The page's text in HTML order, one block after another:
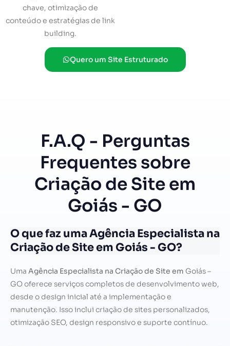
chave, otimização de
conteúdo e estratégias de link
building.
Quero um Site Estruturado
F.A.Q - Perguntas
Frequentes sobre
Criação de Site em
Goiás - GO
O que faz uma Agência Especialista na
Criação de Site em Goiás - GO?
Uma Agência Especialista na Criação de Site em Goiás –
GO oferece serviços completos de desenvolvimento web,
desde o design inicial até a implementação e
manutenção. Isso inclui criação de sites personalizados,
otimização SEO, design responsivo e suporte contínuo.